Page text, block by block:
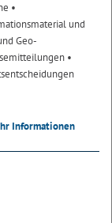
•
und
Geo-
•
Informationen